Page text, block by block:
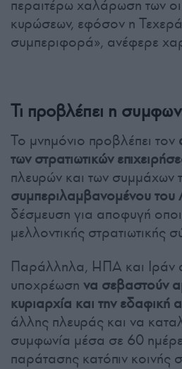
περαιτέρω χαλάρωση των
κυρώσεων, εφόσον η
συμπεριφορά», ανέφερε
Τι προβλέπει η
Το μνημόνιο προβλέπει τον
των στρατιωτικών
πλευρών και των συμμάχων
συμπεριλαμβανομένου του
δέσμευση για αποφυγή
μελλοντικής στρατιωτικής
Παράλληλα, ΗΠΑ και Ιράν
υποχρέωση να σεβαστούν
κυριαρχία και την εδαφική
άλλης πλευράς και να
συμφωνία μέσα σε 60
παράτασης κατόπιν κοινής